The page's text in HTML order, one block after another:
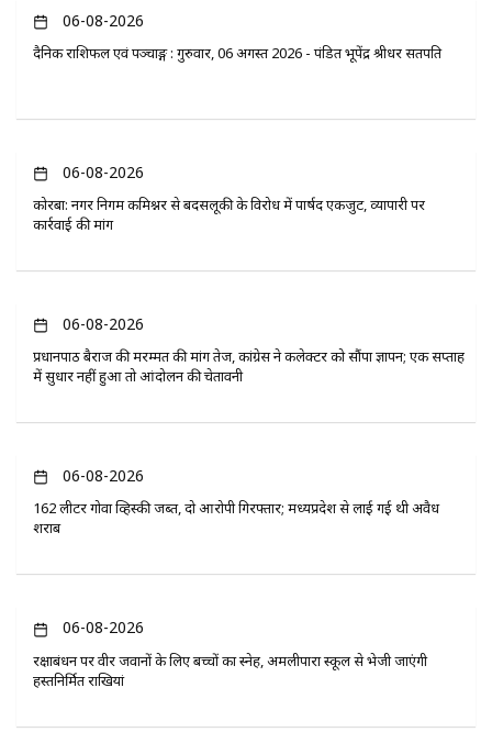
06-08-2026
दैनिक राशिफल एवं पञ्चाङ्ग : गुरुवार, 06 अगस्त 2026 - पंडित भूपेंद्र श्रीधर सतपति
06-08-2026
कोरबा: नगर निगम कमिश्नर से बदसलूकी के विरोध में पार्षद एकजुट, व्यापारी पर
कार्रवाई की मांग
06-08-2026
प्रधानपाठ बैराज की मरम्मत की मांग तेज, कांग्रेस ने कलेक्टर को सौंपा ज्ञापन; एक सप्ताह
में सुधार नहीं हुआ तो आंदोलन की चेतावनी
06-08-2026
162 लीटर गोवा व्हिस्की जब्त, दो आरोपी गिरफ्तार; मध्यप्रदेश से लाई गई थी अवैध
शराब
06-08-2026
रक्षाबंधन पर वीर जवानों के लिए बच्चों का स्नेह, अमलीपारा स्कूल से भेजी जाएंगी
हस्तनिर्मित राखियां